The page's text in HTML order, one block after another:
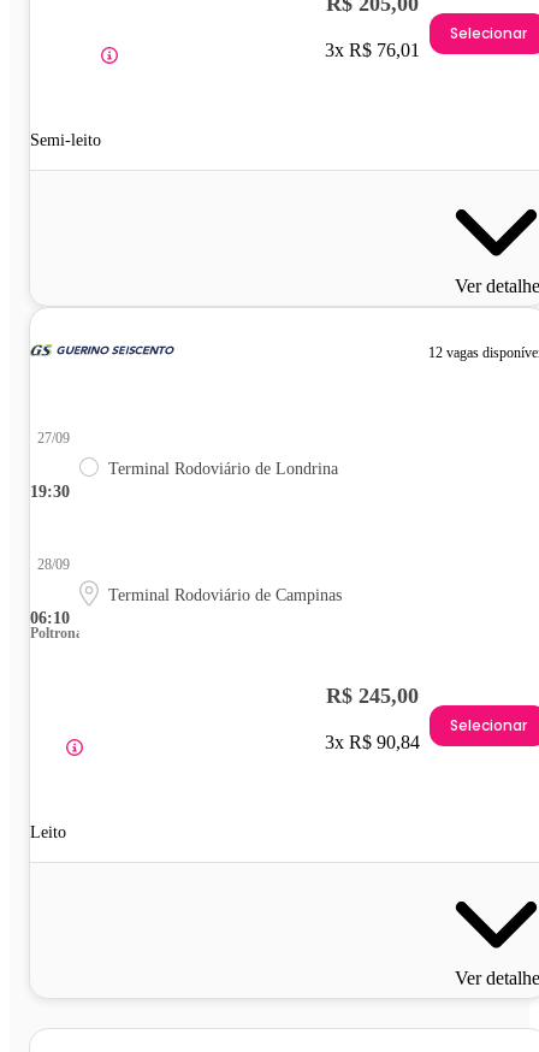
Semi-leito
3x R$ 76,01
Selecionar
Ver
12 vagas
19:30
27/09
Terminal Rodoviário de Londrina
06:10
28/09
Terminal Rodoviário de Campinas
Poltrona
Leito
R$ 245,00
3x R$ 90,84
Selecionar
Ver